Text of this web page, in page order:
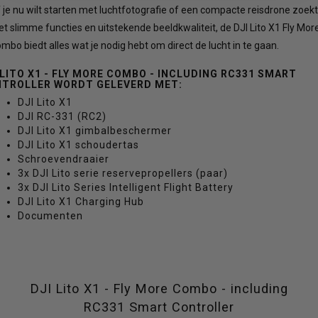
je nu wilt starten met luchtfotografie of een compacte reisdrone zoekt
slimme functies en uitstekende beeldkwaliteit, de DJI Lito X1 Fly
biedt alles wat je nodig hebt om direct de lucht in te gaan.
X1 - FLY MORE COMBO - INCLUDING RC331 SMART
WORDT GELEVERD MET:
DJI Lito X1
DJI RC-331 (RC2)
DJI Lito X1 gimbalbeschermer
DJI Lito X1 schoudertas
Schroevendraaier
3x DJI Lito serie reservepropellers (paar)
3x DJI Lito Series Intelligent Flight Battery
DJI Lito X1 Charging Hub
Documenten
DJI Lito X1 - Fly More Combo - including
RC331 Smart Controller